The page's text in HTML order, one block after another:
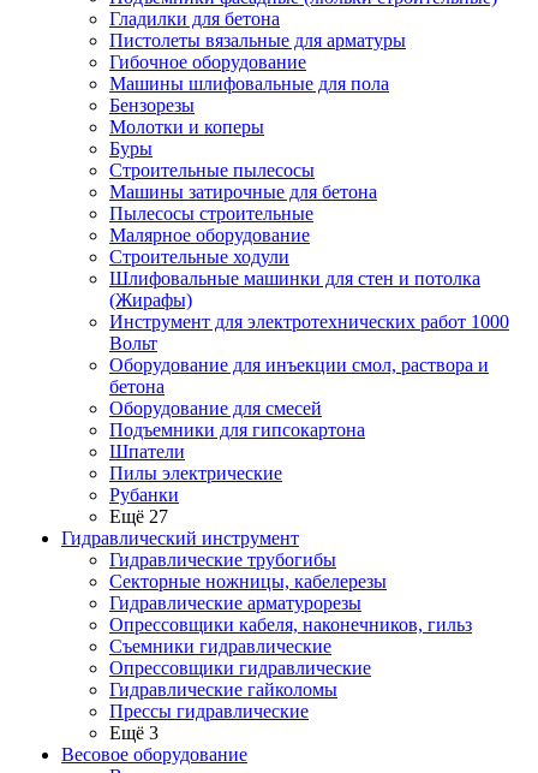
Гладилки для бетона
Пистолеты вязальные для арматуры
Гибочное оборудование
Машины шлифовальные для пола
Бензорезы
Молотки и коперы
Буры
Строительные пылесосы
Машины затирочные для бетона
Пылесосы строительные
Малярное оборудование
Строительные ходули
Шлифовальные машинки для стен и потолка
(Жирафы)
Инструмент для электротехнических работ 1000
Вольт
Оборудование для инъекции смол, раствора и
бетона
Оборудование для смесей
Подъемники для гипсокартона
Шпатели
Пилы электрические
Рубанки
Ещё 27
Гидравлический инструмент
Гидравлические трубогибы
Секторные ножницы, кабелерезы
Гидравлические арматурорезы
Опрессовщики кабеля, наконечников, гильз
Съемники гидравлические
Опрессовщики гидравлические
Гидравлические гайколомы
Прессы гидравлические
Ещё 3
Весовое оборудование